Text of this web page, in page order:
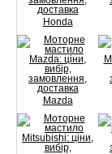
Honda
Mazda